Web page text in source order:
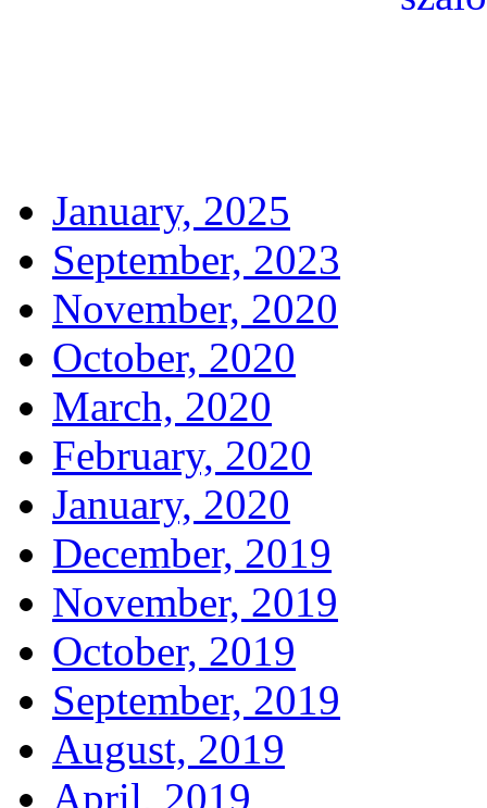
January, 2025
September, 2023
November, 2020
October, 2020
March, 2020
February, 2020
January, 2020
December, 2019
November, 2019
October, 2019
September, 2019
August, 2019
April, 2019